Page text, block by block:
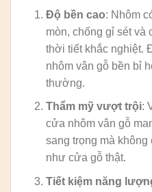
Độ bền cao: Nhôm
mòn, chống gỉ sét
thời tiết khắc nghiệt.
nhôm vân gỗ bền bỉ
thường.
Thẩm mỹ vượt trội:
cửa nhôm vân gỗ
sang trọng mà
như cửa gỗ thật.
Tiết kiệm năng